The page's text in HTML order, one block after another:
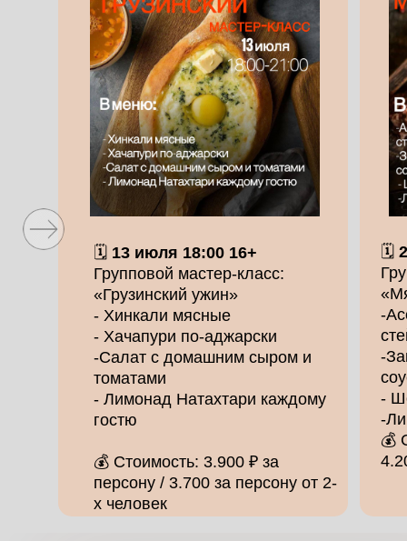
🗓️
-
-
-
-
💰
🗓️ 13 июля 18:00 16+
Групповой мастер-класс:
«Грузинский ужин»
- Хинкали мясные
- Хачапури по-аджарски
-Салат с домашним сыром и
томатами
- Лимонад Натахтари каждому
гостю
💰 Стоимость: 3.900 ₽ за
персону / 3.700 за персону от 2-
х человек